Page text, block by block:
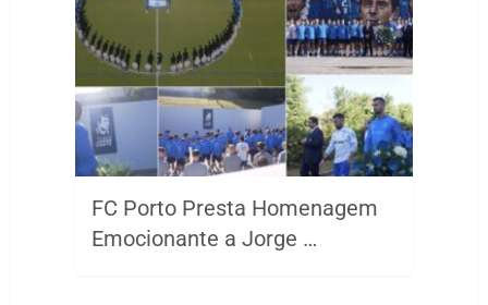
FC Porto Presta Homenagem
Emocionante a Jorge …